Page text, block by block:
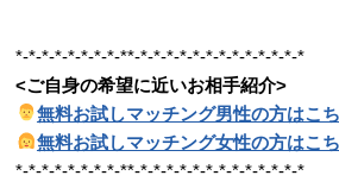
*-*-*-*-*-*-*-*-**-*-*-*-*-*-*-*-*-*-*-*-*-*
<ご自身の希望に近いお相手紹介>
無料お試しマッチング男性の方はこ
無料お試しマッチング女性の方はこ
*-*-*-*-*-*-*-*-**-*-*-*-*-*-*-*-*-*-*-*-*-*